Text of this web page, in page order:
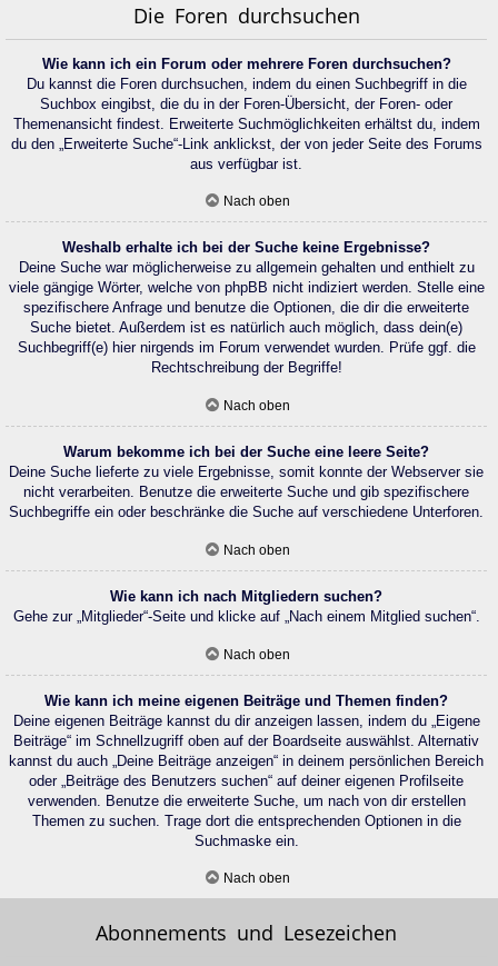
Die Foren durchsuchen
Wie kann ich ein Forum oder mehrere Foren durchsuchen?
Du kannst die Foren durchsuchen, indem du einen Suchbegriff in die
Suchbox eingibst, die du in der Foren-Übersicht, der Foren- oder
Themenansicht findest. Erweiterte Suchmöglichkeiten erhältst du, indem
du den „Erweiterte Suche“-Link anklickst, der von jeder Seite des Forums
aus verfügbar ist.
Nach oben
Weshalb erhalte ich bei der Suche keine Ergebnisse?
Deine Suche war möglicherweise zu allgemein gehalten und enthielt zu
viele gängige Wörter, welche von phpBB nicht indiziert werden. Stelle eine
spezifischere Anfrage und benutze die Optionen, die dir die erweiterte
Suche bietet. Außerdem ist es natürlich auch möglich, dass dein(e)
Suchbegriff(e) hier nirgends im Forum verwendet wurden. Prüfe ggf. die
Rechtschreibung der Begriffe!
Nach oben
Warum bekomme ich bei der Suche eine leere Seite?
Deine Suche lieferte zu viele Ergebnisse, somit konnte der Webserver sie
nicht verarbeiten. Benutze die erweiterte Suche und gib spezifischere
Suchbegriffe ein oder beschränke die Suche auf verschiedene Unterforen.
Nach oben
Wie kann ich nach Mitgliedern suchen?
Gehe zur „Mitglieder“-Seite und klicke auf „Nach einem Mitglied suchen“.
Nach oben
Wie kann ich meine eigenen Beiträge und Themen finden?
Deine eigenen Beiträge kannst du dir anzeigen lassen, indem du „Eigene
Beiträge“ im Schnellzugriff oben auf der Boardseite auswählst. Alternativ
kannst du auch „Deine Beiträge anzeigen“ in deinem persönlichen Bereich
oder „Beiträge des Benutzers suchen“ auf deiner eigenen Profilseite
verwenden. Benutze die erweiterte Suche, um nach von dir erstellen
Themen zu suchen. Trage dort die entsprechenden Optionen in die
Suchmaske ein.
Nach oben
Abonnements und Lesezeichen